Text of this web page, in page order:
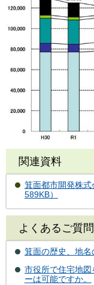
関連資料
箕面都市開発株式
589KB）
よくあるご質問
箕面の歴史、地名
市役所で住宅地
ーは可能ですか。